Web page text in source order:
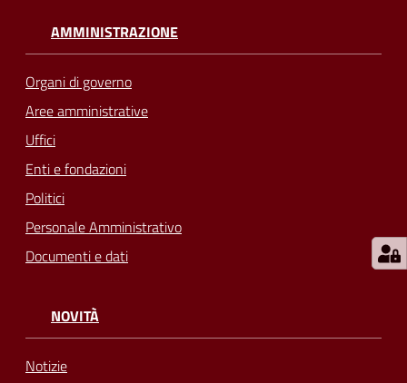
su
AMMINISTRAZIONE
Organi di governo
Aree amministrative
Uffici
Enti e fondazioni
Politici
Personale Amministrativo
Documenti e dati
NOVITÀ
Notizie